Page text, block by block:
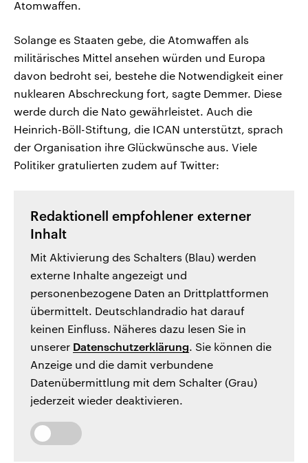
Atomwaffen.
Solange es Staaten gebe, die Atomwaffen als
militärisches Mittel ansehen würden und Europa
davon bedroht sei, bestehe die Notwendigkeit einer
nuklearen Abschreckung fort, sagte Demmer. Diese
werde durch die Nato gewährleistet. Auch die
Heinrich-Böll-Stiftung, die ICAN unterstützt, sprach
der Organisation ihre Glückwünsche aus. Viele
Politiker gratulierten zudem auf Twitter:
Redaktionell empfohlener externer
Inhalt
Mit Aktivierung des Schalters (Blau) werden
externe Inhalte angezeigt und
personenbezogene Daten an Drittplattformen
übermittelt. Deutschlandradio hat darauf
keinen Einfluss. Näheres dazu lesen Sie in
unserer Datenschutzerklärung. Sie können die
Anzeige und die damit verbundene
Datenübermittlung mit dem Schalter (Grau)
jederzeit wieder deaktivieren.